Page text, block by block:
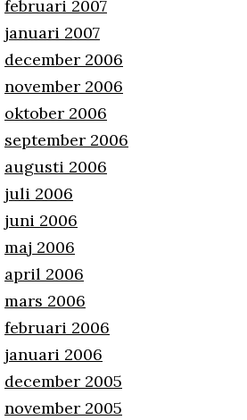
februari 2007
januari 2007
december 2006
november 2006
oktober 2006
september 2006
augusti 2006
juli 2006
juni 2006
maj 2006
april 2006
mars 2006
februari 2006
januari 2006
december 2005
november 2005